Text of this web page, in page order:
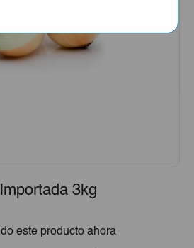
3kg
este producto ahora